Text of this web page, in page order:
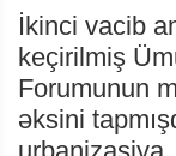
İkinci vacib
keçirilmiş
Forumunun
əksini